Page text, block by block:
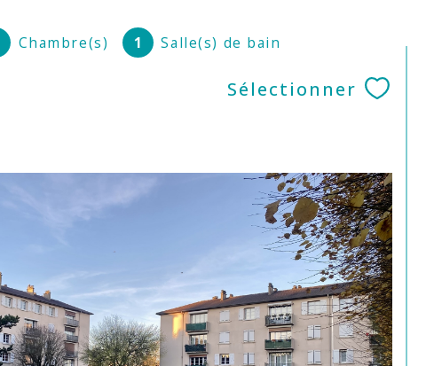
Chambre(s) 1 Salle(s) de bain
Sélectionner